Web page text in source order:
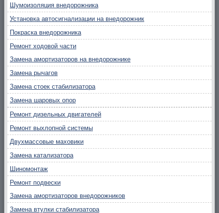
Шумоизоляция внедорожника
Установка автосигнализации на внедорожник
Покраска внедорожника
Ремонт ходовой части
Замена амортизаторов на внедорожнике
Замена рычагов
Замена стоек стабилизатора
Замена шаровых опор
Ремонт дизельных двигателей
Ремонт выхлопной системы
Двухмассовые маховики
Замена катализатора
Шиномонтаж
Ремонт подвески
Замена амортизаторов внедорожников
Замена втулки стабилизатора